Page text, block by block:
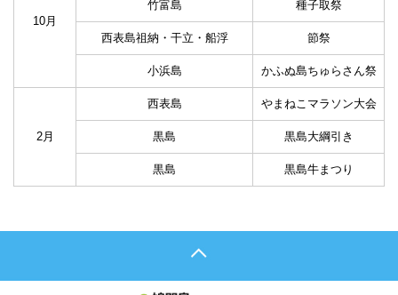
10月
竹富島 種子取祭
西表島祖納・干立・船浮 節祭
小浜島 かふぬ島ちゅらさん祭
2月
西表島 やまねこマラソン大会
黒島 黒島大綱引き
黒島 黒島牛まつり